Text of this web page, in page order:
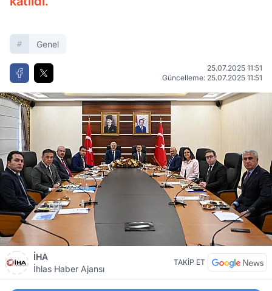
Genel
25.07.2025 11:51
Güncelleme: 25.07.2025 11:51
İHA
İhlas Haber Ajansı
TAKİP ET